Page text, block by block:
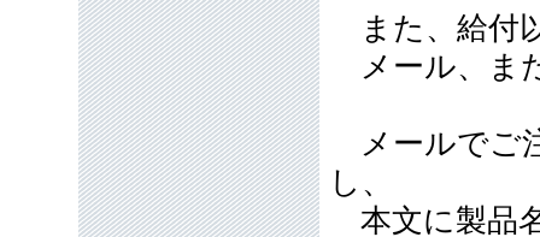
また、給付
メール、ま
メールでご
し、
本文に製品